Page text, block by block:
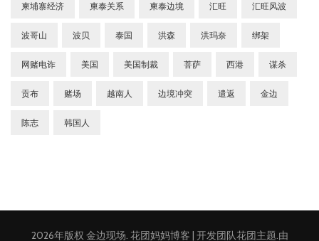
柬埔寨经济 柬泰关系 柬泰边境 汇旺 汇旺风波
波哥山 波贝 泰国 洪森 洪玛奈 绑架
网赌电诈 美国 美国制裁 菩萨 西港 谋杀
贡布 赌场 越南人 边境冲突 遣返 金边
陈志 韩国人
2026年版权 金边现场. 花团妈妈博客 | 开发团队花团主题.由